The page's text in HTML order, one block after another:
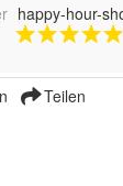
happy-hour-
Teilen